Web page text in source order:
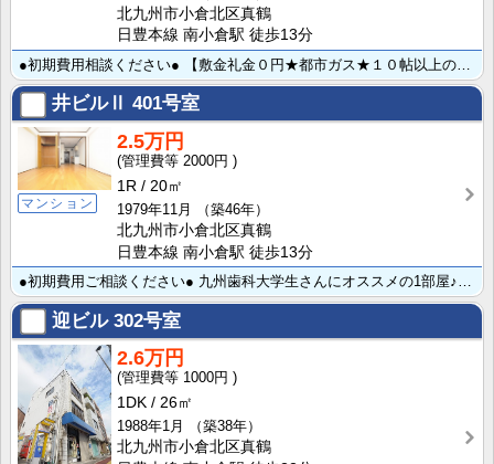
北九州市小倉北区真鶴
日豊本線 南小倉駅 徒歩13分
井ビルⅡ 401号室
マンション
2.5万円
2000円
1R
20㎡
1979年11月
（築46年）
北九州市小倉北区真鶴
日豊本線 南小倉駅 徒歩13分
迎ビル302号室
2.6万円
1000円
1DK
26㎡
1988年1月
（築38年）
北九州市小倉北区真鶴